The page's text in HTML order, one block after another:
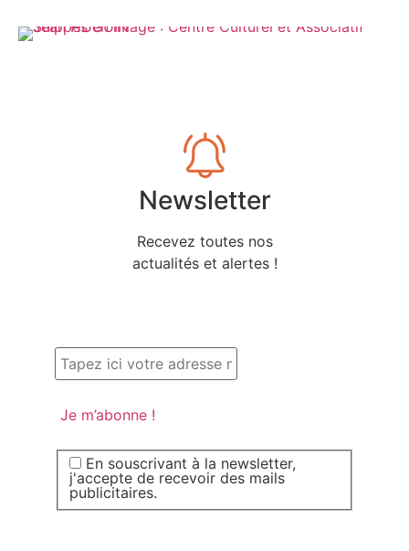
Newsletter
Recevez toutes nos
actualités et alertes !
En souscrivant à la newsletter,
j'accepte de recevoir des mails
publicitaires.